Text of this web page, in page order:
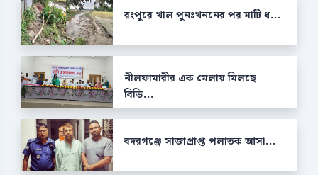
রংপুরে খাল পুনঃখননের পর মাটি ধ...
নীলফামারীর এক মেলায় মিলছে
বিভি...
বদরগঞ্জে সাজাপ্রাপ্ত পলাতক আসা...